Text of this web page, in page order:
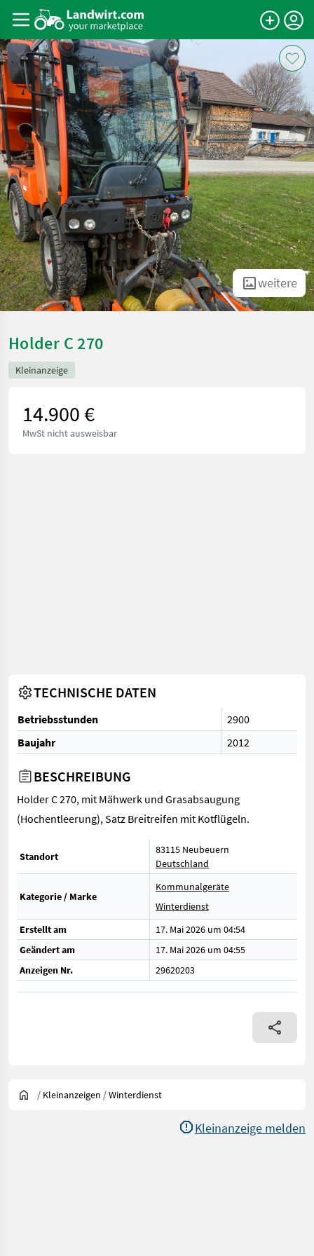
weitere
Holder C 270
Kleinanzeige
14.900 €
MwSt nicht ausweisbar
TECHNISCHE DATEN
Betriebsstunden
2900
Baujahr
2012
BESCHREIBUNG
Holder C 270, mit Mähwerk und Grasabsaugung
(Hochentleerung), Satz Breitreifen mit Kotflügeln.
Standort
83115 Neubeuern
Deutschland
Kategorie / Marke
Kommunalgeräte
Winterdienst
Erstellt am
17. Mai 2026 um 04:54
Geändert am
17. Mai 2026 um 04:55
Anzeigen Nr.
29620203
/ Kleinanzeigen /Winterdienst
Kleinanzeige melden